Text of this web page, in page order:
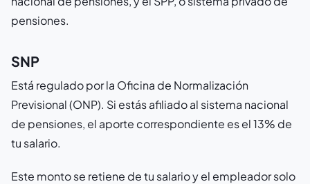
pensiones.
SNP
Está regulado por la Oficina de Normalización
Previsional (ONP). Si estás afiliado al sistema nacional
de pensiones, el aporte correspondiente es el 13% de
tu salario.
Este monto se retiene de tu salario y el empleador solo